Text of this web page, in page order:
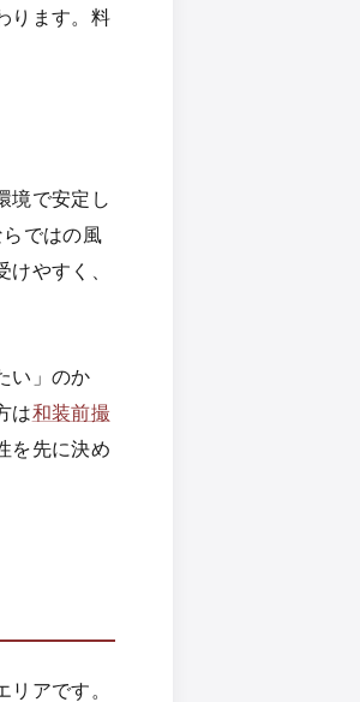
ります。料
境で安定し
ではの風
やすく、
い」のか
は和装前撮
を先に決め
アです。